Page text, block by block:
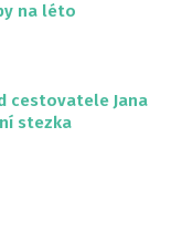
na léto
cestovatele Jana
stezka